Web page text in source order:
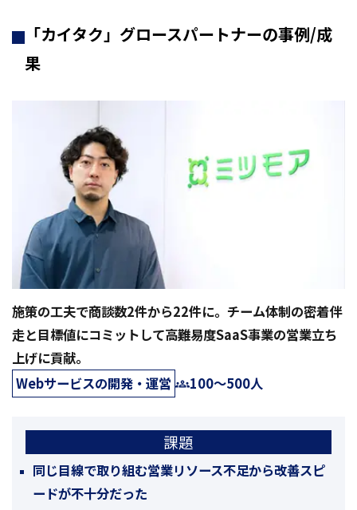
「カイタク」グロースパートナーの事例/成
果
施策の工夫で商談数2件から22件に。チーム体制の密着伴
走と目標値にコミットして高難易度SaaS事業の営業立ち
上げに貢献。
Webサービスの開発・運営
100〜500人
課題
同じ目線で取り組む営業リソース不足から改善スピ
ードが不十分だった